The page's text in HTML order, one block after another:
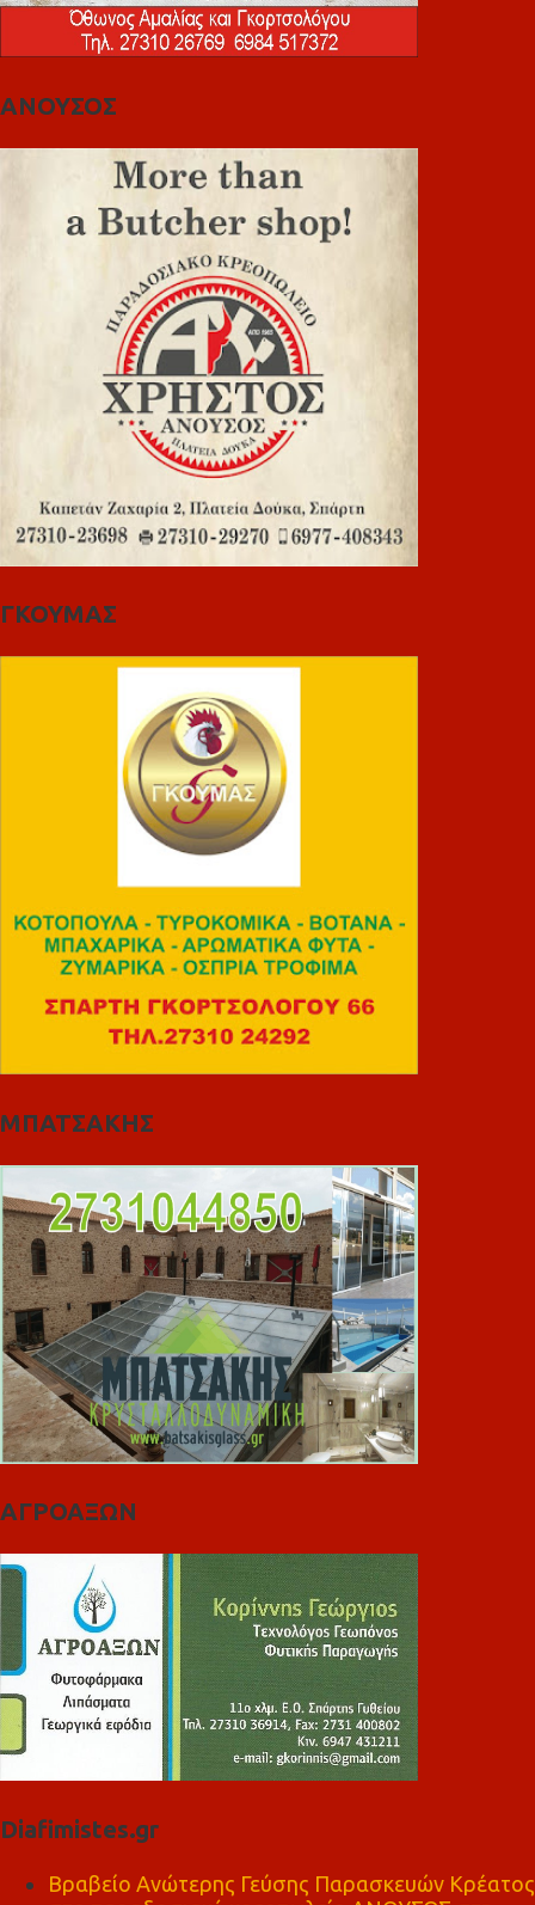
ΑΝΟΥΣΟΣ
ΓΚΟΥΜΑΣ
ΜΠΑΤΣΑΚΗΣ
ΑΓΡΟΑΞΩΝ
Diafimistes.gr
Βραβείο Ανώτερης Γεύσης Παρασκευών Κρέατος